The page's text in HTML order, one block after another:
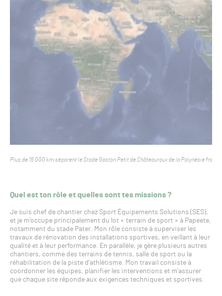
Plus de 15 000 km séparent le Stade Gaston Petit de Châteauroux de la Polynésie
Quel est ton rôle et quelles sont tes missions ?
Je suis chef de chantier chez Sport Équipements Solutions (SES),
et je m’occupe principalement du lot « terrain de sport » à Papeete,
notamment du stade Pater. Mon rôle consiste à superviser les
travaux de rénovation des installations sportives, en veillant à leur
qualité et à leur performance. En parallèle, je gère plusieurs autres
chantiers, comme des terrains de tennis, salle de sport ou la
réhabilitation de la piste d’athlétisme. Mon travail consiste à
coordonner les équipes, planifier les interventions et m’assurer
que chaque site réponde aux exigences techniques et sportives.